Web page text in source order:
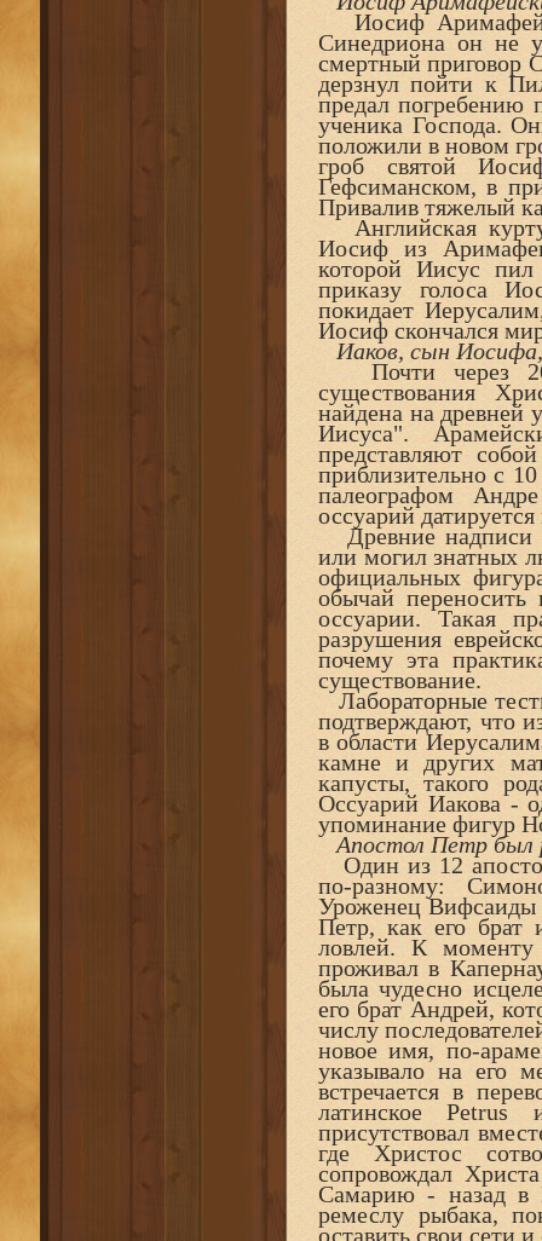
Иосиф
Синедриона он не
смертный приговор
дерзнул пойти к
предал погребению
ученика Господа.
положили в новом
гроб святой
Гефсиманском, в
Привалив тяжелый
Английская
Иосиф из
которой Иисус
приказу голоса
покидает
Иосиф скончался
Иаков, сын
Почти через
существования
найдена на древней
Иисуса".
представляют
приблизительно с
палеографом
оссуарий
Древние надписи
или могил знатных
официальных
обычай
оссуарии. Такая
разрушения
почему эта
существование.
Лабораторные
подтверждают, что
в области
камне и других
капусты, такого
Оссуарий Иакова -
упоминание фигур
Апостол Петр был
Один из 12
по-разному:
Уроженец Вифсаиды
Петр, как его
ловлей. К
проживал в
была чудесно
его брат Андрей,
числу
новое имя, по-
указывало на его
встречается в
латинское
присутствовал
где Христос
сопровождал
Самарию - назад в
ремеслу рыбака,
оставить свои сети